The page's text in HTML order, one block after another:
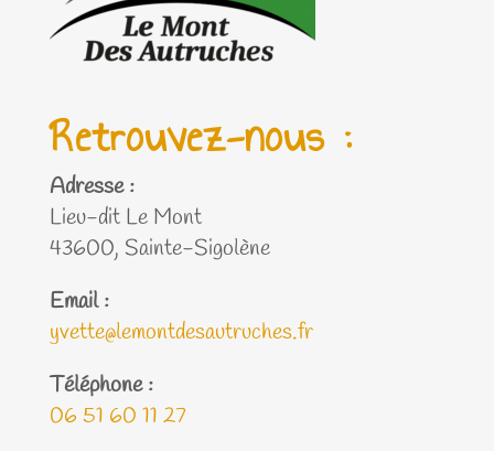
Retrouvez-nous :
Adresse :
Lieu-dit Le Mont
43600, Sainte-Sigolène
Email :
yvette@lemontdesautruches.fr
Téléphone :
06 51 60 11 27